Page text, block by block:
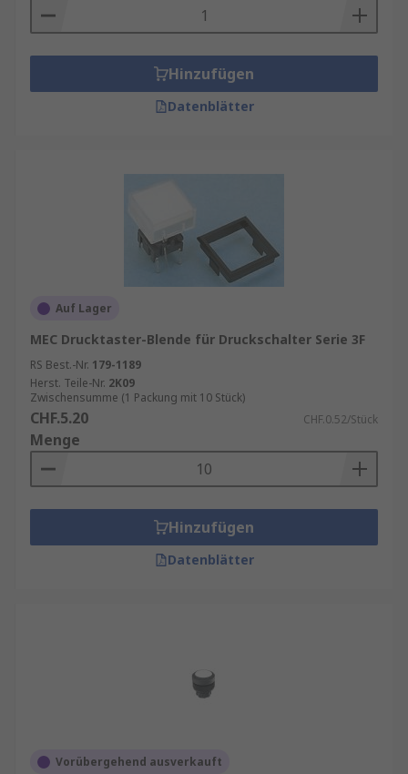
Hinzufügen
Datenblätter
Auf Lager
MEC Drucktaster-Blende für Druckschalter Serie 3F
RS Best.-Nr. 179-1189
Herst. Teile-Nr. 2K09
Zwischensumme (1 Packung mit 10 Stück)
CHF.5.20 CHF.0.52/Stück
Menge
Hinzufügen
Datenblätter
Vorübergehend ausverkauft